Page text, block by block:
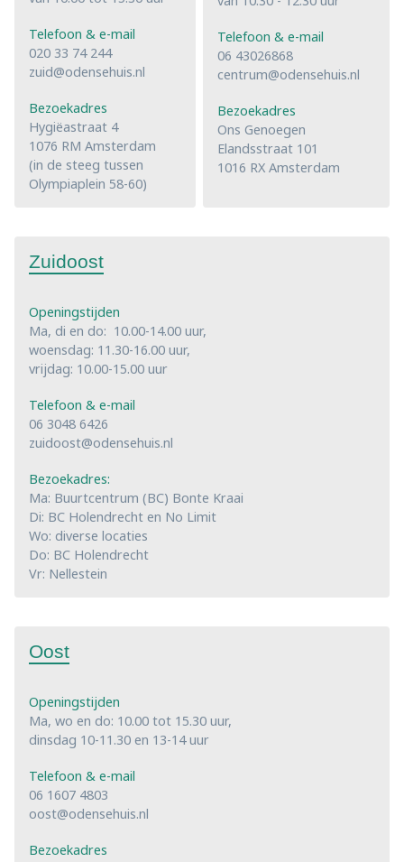
Telefoon & e-mail
020 33 74 244
zuid@odensehuis.nl
Bezoekadres
Hygiëastraat 4
1076 RM Amsterdam
(in de steeg tussen
Olympiaplein 58-60)
Telefoon & e-mail
06 43026868
centrum@odensehuis.nl
Bezoekadres
Ons Genoegen
Elandsstraat 101
1016 RX Amsterdam
Zuidoost
Openingstijden
Ma, di en do: 10.00-14.00 uur,
woensdag: 11.30-16.00 uur,
vrijdag: 10.00-15.00 uur
Telefoon & e-mail
06 3048 6426
zuidoost@odensehuis.nl
Bezoekadres:
Ma: Buurtcentrum (BC) Bonte Kraai
Di: BC Holendrecht en No Limit
Wo: diverse locaties
Do: BC Holendrecht
Vr: Nellestein
Oost
Openingstijden
Ma, wo en do: 10.00 tot 15.30 uur,
dinsdag 10-11.30 en 13-14 uur
Telefoon & e-mail
06 1607 4803
oost@odensehuis.nl
Bezoekadres